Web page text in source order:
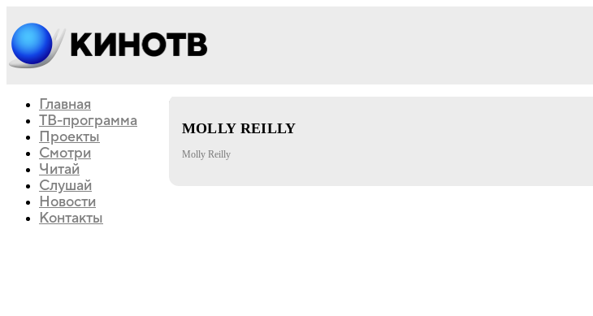
Главная
ТВ-программа
Проекты
Смотри
Читай
Слушай
Новости
Контакты
MOLLY REILLY
Molly Reilly